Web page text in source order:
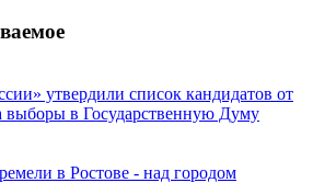
утвердили список кандидатов от
выборы в Государственную Думу
в Ростове - над городом